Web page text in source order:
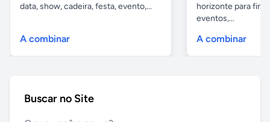
data, show, cadeira, festa, evento,...
A combinar
horizonte para
eventos,...
A combinar
Buscar no Site